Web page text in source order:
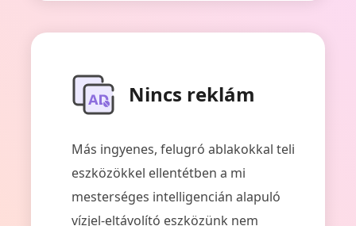
Nincs reklám
Más ingyenes, felugró ablakokkal teli
eszközökkel ellentétben a mi
mesterséges intelligencián alapuló
vízjel-eltávolító eszközünk nem